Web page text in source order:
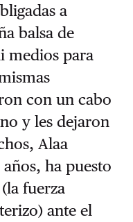
a
balsa de
medios para
con un cabo
y les dejaron
Alaa
ha puesto
fuerza
ante el